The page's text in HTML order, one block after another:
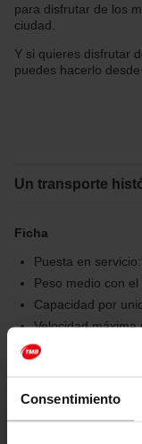
Consentimiento
para disfrutar de los
ciudad.
Y si quieres disfrutar
puedes hacerlo desde
Un transporte
Ficha
Puesta en
Peso medio con
Capacidad por
Velocidad
Velocidad máxima
Tensión: 550 V